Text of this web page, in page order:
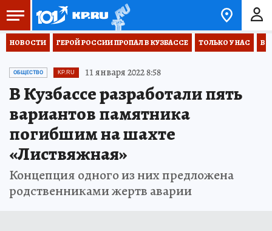
НОВОСТИ ГЕРОЙ РОССИИ ПРОПАЛ В КУЗБАССЕ ТОЛЬКО У НАС
ОБЩЕСТВО KP.RU 11 января 2022 8:58
В Кузбассе разработали пять
вариантов памятника
погибшим на шахте
«Листвяжная»
Концепция одного из них предложена
родственниками жертв аварии